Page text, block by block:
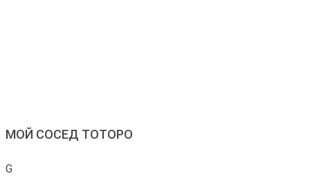
МОЙ СОСЕД ТОТОРО
G